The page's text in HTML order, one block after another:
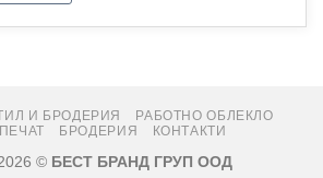
И БРОДЕРИЯ
РАБОТНО ОБЛЕКЛО
БРОДЕРИЯ КОНТАКТИ
© БЕСТ БРАНД ГРУП ООД